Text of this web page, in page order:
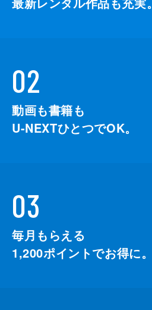
02
動画も書籍も
U-NEXTひとつでOK。
03
毎月もらえる
1,200ポイントでお得に。